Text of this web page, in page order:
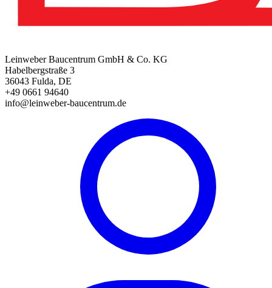
Leinweber Baucentrum GmbH & Co. KG
Habelbergstraße 3
36043 Fulda, DE
+49 0661 94640
info@leinweber-baucentrum.de